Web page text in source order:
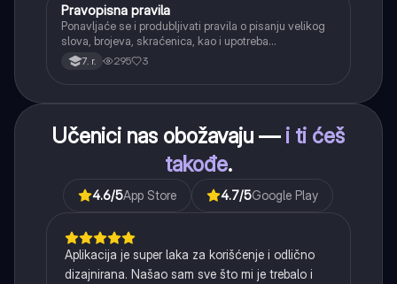
Srpski jezik
Pravopisna pravila
Ponavljaće se i produbljivati pravila o pisanju velikog
slova, brojeva, skraćenica, kao i upotreba
interpunkcije, sa posebnim fokusom na zarez u
složenoj rečenici.
7. r. 295 3
Učenici nas obožavaju — i ti ćeš
takođe.
4.6/5App Store 4.7/5Google Play
Aplikacija je super laka za korišćenje i odlično
dizajnirana. Našao sam sve što mi je trebalo i